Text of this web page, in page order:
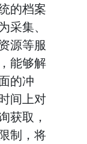
的档案
采集、
源等服
能够解
的冲
间上对
获取，
制，将